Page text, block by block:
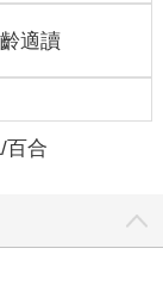
適讀
百合